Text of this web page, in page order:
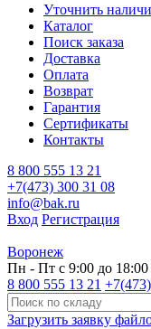
Уточнить
Каталог
Поиск заказа
Доставка
Оплата
Возврат
Гарантия
Сертификаты
Контакты
8 800 555 13 21
+7(473) 300 31 08
info@bak.ru
Вход Регистрация
Воронеж
Пн - Пт с 9:00 до 18:00
8 800 555 13 21
Загрузить заявку